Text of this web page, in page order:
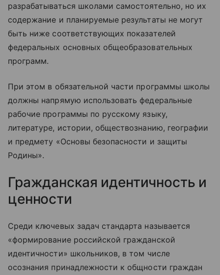
разрабатываться школами самостоятельно, но их
содержание и планируемые результаты не могут
быть ниже соответствующих показателей
федеральных основных общеобразовательных
программ.
При этом в обязательной части программы школы
должны напрямую использовать федеральные
рабочие программы по русскому языку,
литературе, истории, обществознанию, географии
и предмету «Основы безопасности и защиты
Родины».
Гражданская идентичность и
ценности
Среди ключевых задач стандарта называется
«формирование российской гражданской
идентичности» школьников, в том числе
осознания принадлежности к общности граждан